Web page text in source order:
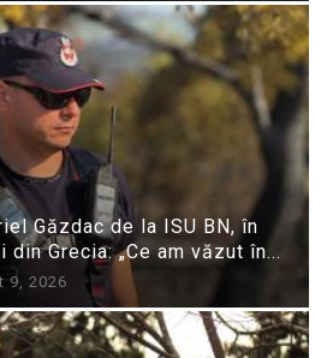
Găzdac de la ISU BN, în
Grecia: „Ce am văzut în...
9, 2026